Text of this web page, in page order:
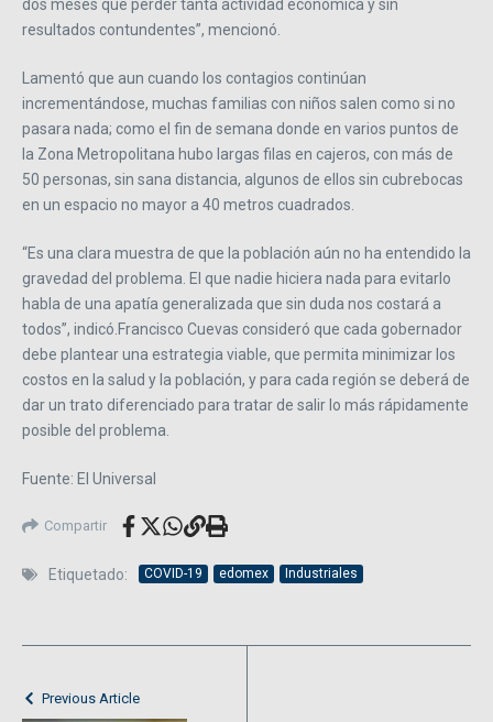
dos meses que perder tanta actividad económica y sin
resultados contundentes”, mencionó.
Lamentó que aun cuando los contagios continúan
incrementándose, muchas familias con niños salen como si no
pasara nada; como el fin de semana donde en varios puntos de
la Zona Metropolitana hubo largas filas en cajeros, con más de
50 personas, sin sana distancia, algunos de ellos sin cubrebocas
en un espacio no mayor a 40 metros cuadrados.
“Es una clara muestra de que la población aún no ha entendido la
gravedad del problema. El que nadie hiciera nada para evitarlo
habla de una apatía generalizada que sin duda nos costará a
todos”, indicó.Francisco Cuevas consideró que cada gobernador
debe plantear una estrategia viable, que permita minimizar los
costos en la salud y la población, y para cada región se deberá de
dar un trato diferenciado para tratar de salir lo más rápidamente
posible del problema.
Fuente: El Universal
Compartir
Etiquetado: COVID-19 edomex Industriales
Previous Article